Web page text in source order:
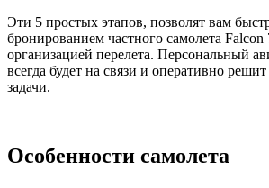
Эти 5 простых этапов, позволят вам
бронированием частного самолета
организацией перелета. Персональный
всегда будет на связи и оперативно
задачи.
Особенности самолета